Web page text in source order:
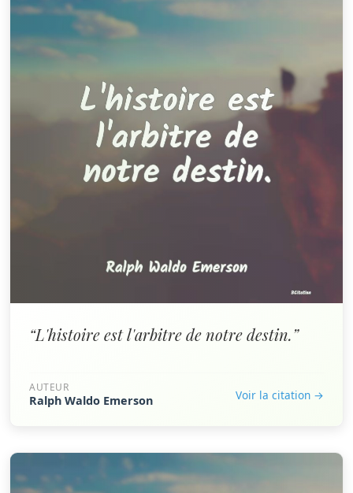
“L'histoire est l'arbitre de notre destin.”
AUTEUR
Ralph Waldo Emerson Voir la citation →